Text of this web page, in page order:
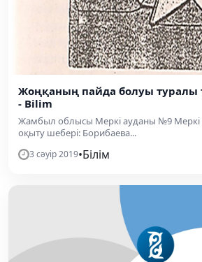
Жоңқаның пайда болуы туралы
- Bilim
Жамбыл облысы Меркі ауданы №9 Меркі
оқыту шебері: Борибаева...
3 сәуір 2019•Білім